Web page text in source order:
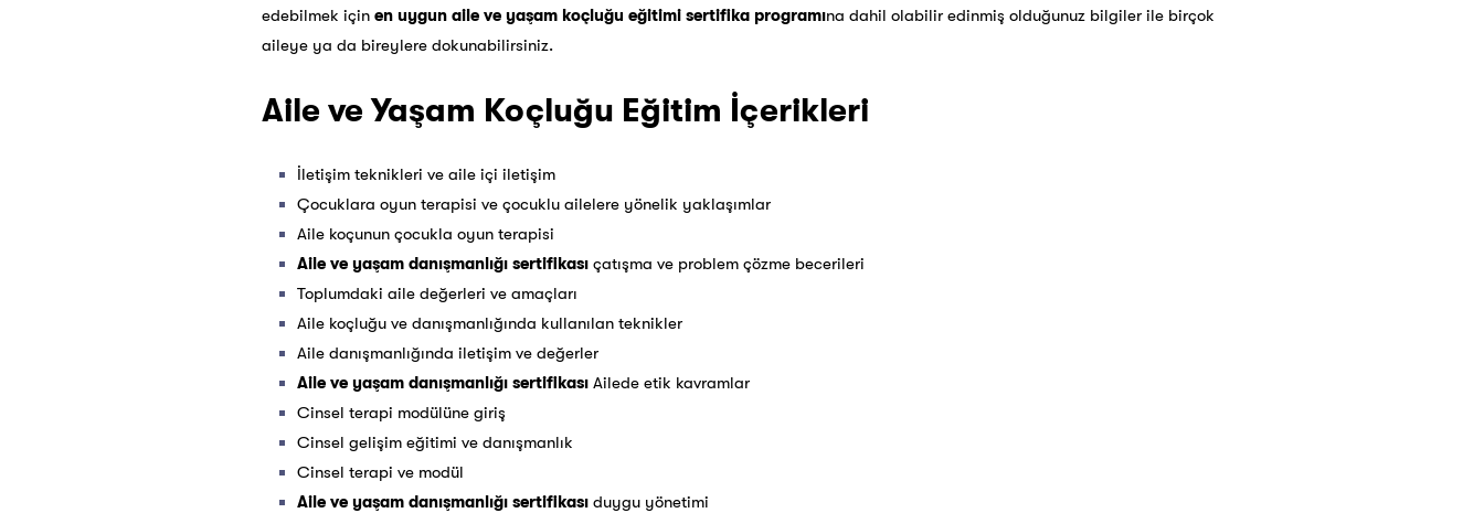
edebilmek için en uygun aile ve yaşam koçluğu eğitimi sertifika programına dahil olabilir edinmiş olduğunuz bilgiler ile birçok
aileye ya da bireylere dokunabilirsiniz.
Aile ve Yaşam Koçluğu Eğitim İçerikleri
İletişim teknikleri ve aile içi iletişim
Çocuklara oyun terapisi ve çocuklu ailelere yönelik yaklaşımlar
Aile koçunun çocukla oyun terapisi
Aile ve yaşam danışmanlığı sertifikası çatışma ve problem çözme becerileri
Toplumdaki aile değerleri ve amaçları
Aile koçluğu ve danışmanlığında kullanılan teknikler
Aile danışmanlığında iletişim ve değerler
Aile ve yaşam danışmanlığı sertifikası Ailede etik kavramlar
Cinsel terapi modülüne giriş
Cinsel gelişim eğitimi ve danışmanlık
Cinsel terapi ve modül
Aile ve yaşam danışmanlığı sertifikası duygu yönetimi